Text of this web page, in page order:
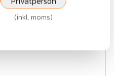
(inkl. moms)